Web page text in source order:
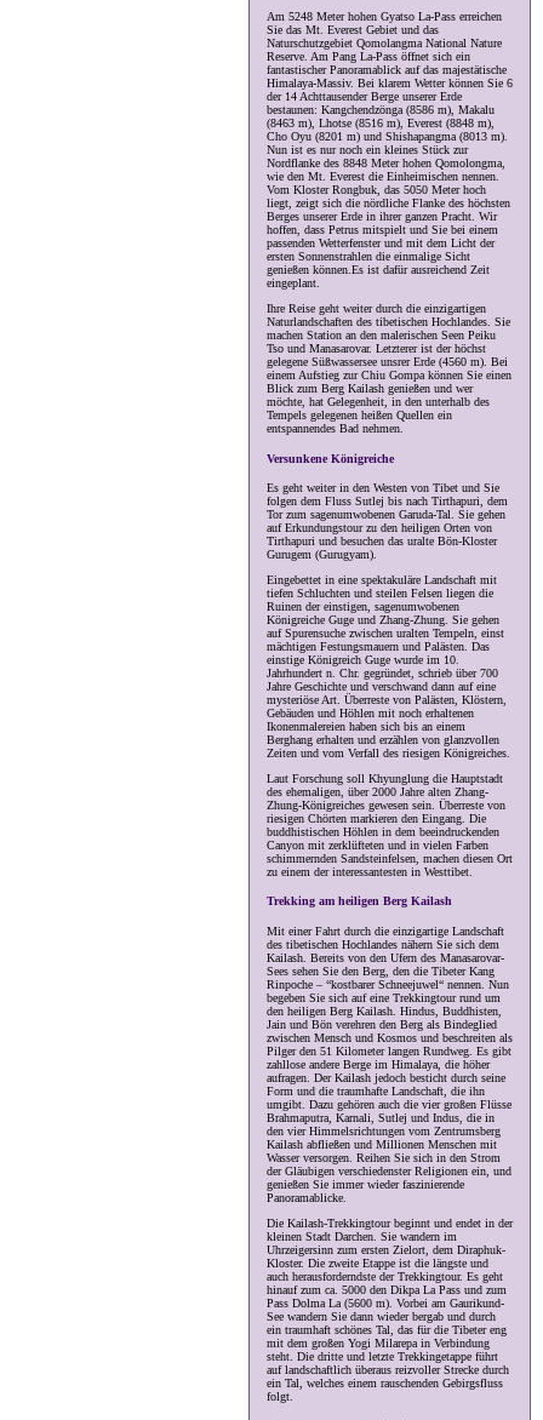
Am 5248 Meter hohen Gyatso La-Pass erreichen
Sie das Mt. Everest Gebiet und das
Naturschutzgebiet Qomolangma National Nature
Reserve. Am Pang La-Pass öffnet sich ein
fantastischer Panoramablick auf das majestätische
Himalaya-Massiv. Bei klarem Wetter können Sie 6
der 14 Achttausender Berge unserer Erde
bestaunen: Kangchendzönga (8586 m), Makalu
(8463 m), Lhotse (8516 m), Everest (8848 m),
Cho Oyu (8201 m) und Shishapangma (8013 m).
Nun ist es nur noch ein kleines Stück zur
Nordflanke des 8848 Meter hohen Qomolongma,
wie den Mt. Everest die Einheimischen nennen.
Vom Kloster Rongbuk, das 5050 Meter hoch
liegt, zeigt sich die nördliche Flanke des höchsten
Berges unserer Erde in ihrer ganzen Pracht. Wir
hoffen, dass Petrus mitspielt und Sie bei einem
passenden Wetterfenster und mit dem Licht der
ersten Sonnenstrahlen die einmalige Sicht
genießen können.Es ist dafür ausreichend Zeit
eingeplant.
Ihre Reise geht weiter durch die einzigartigen
Naturlandschaften des tibetischen Hochlandes. Sie
machen Station an den malerischen Seen Peiku
Tso und Manasarovar. Letzterer ist der höchst
gelegene Süßwassersee unsrer Erde (4560 m). Bei
einem Aufstieg zur Chiu Gompa können Sie einen
Blick zum Berg Kailash genießen und wer
möchte, hat Gelegenheit, in den unterhalb des
Tempels gelegenen heißen Quellen ein
entspannendes Bad nehmen.
Versunkene Königreiche
Es geht weiter in den Westen von Tibet und Sie
folgen dem Fluss Sutlej bis nach Tirthapuri, dem
Tor zum sagenumwobenen Garuda-Tal. Sie gehen
auf Erkundungstour zu den heiligen Orten von
Tirthapuri und besuchen das uralte Bön-Kloster
Gurugem (Gurugyam).
Eingebettet in eine spektakuläre Landschaft mit
tiefen Schluchten und steilen Felsen liegen die
Ruinen der einstigen, sagenumwobenen
Königreiche Guge und Zhang-Zhung. Sie gehen
auf Spurensuche zwischen uralten Tempeln, einst
mächtigen Festungsmauern und Palästen. Das
einstige Königreich Guge wurde im 10.
Jahrhundert n. Chr. gegründet, schrieb über 700
Jahre Geschichte und verschwand dann auf eine
mysteriöse Art. Überreste von Palästen, Klöstern,
Gebäuden und Höhlen mit noch erhaltenen
Ikonenmalereien haben sich bis an einem
Berghang erhalten und erzählen von glanzvollen
Zeiten und vom Verfall des riesigen Königreiches.
Laut Forschung soll Khyunglung die Hauptstadt
des ehemaligen, über 2000 Jahre alten Zhang-
Zhung-Königreiches gewesen sein. Überreste von
riesigen Chörten markieren den Eingang. Die
buddhistischen Höhlen in dem beeindruckenden
Canyon mit zerklüfteten und in vielen Farben
schimmernden Sandsteinfelsen, machen diesen Ort
zu einem der interessantesten in Westtibet.
Trekking am heiligen Berg Kailash
Mit einer Fahrt durch die einzigartige Landschaft
des tibetischen Hochlandes nähern Sie sich dem
Kailash. Bereits von den Ufern des Manasarovar-
Sees sehen Sie den Berg, den die Tibeter Kang
Rinpoche – “kostbarer Schneejuwel“ nennen. Nun
begeben Sie sich auf eine Trekkingtour rund um
den heiligen Berg Kailash. Hindus, Buddhisten,
Jain und Bön verehren den Berg als Bindeglied
zwischen Mensch und Kosmos und beschreiten als
Pilger den 51 Kilometer langen Rundweg. Es gibt
zahllose andere Berge im Himalaya, die höher
aufragen. Der Kailash jedoch besticht durch seine
Form und die traumhafte Landschaft, die ihn
umgibt. Dazu gehören auch die vier großen Flüsse
Brahmaputra, Karnali, Sutlej und Indus, die in
den vier Himmelsrichtungen vom Zentrumsberg
Kailash abfließen und Millionen Menschen mit
Wasser versorgen. Reihen Sie sich in den Strom
der Gläubigen verschiedenster Religionen ein, und
genießen Sie immer wieder faszinierende
Panoramablicke.
Die Kailash-Trekkingtour beginnt und endet in der
kleinen Stadt Darchen. Sie wandern im
Uhrzeigersinn zum ersten Zielort, dem Diraphuk-
Kloster. Die zweite Etappe ist die längste und
auch herausforderndste der Trekkingtour. Es geht
hinauf zum ca. 5000 den Dikpa La Pass und zum
Pass Dolma La (5600 m). Vorbei am Gaurikund-
See wandern Sie dann wieder bergab und durch
ein traumhaft schönes Tal, das für die Tibeter eng
mit dem großen Yogi Milarepa in Verbindung
steht. Die dritte und letzte Trekkingetappe führt
auf landschaftlich überaus reizvoller Strecke durch
ein Tal, welches einem rauschenden Gebirgsfluss
folgt.